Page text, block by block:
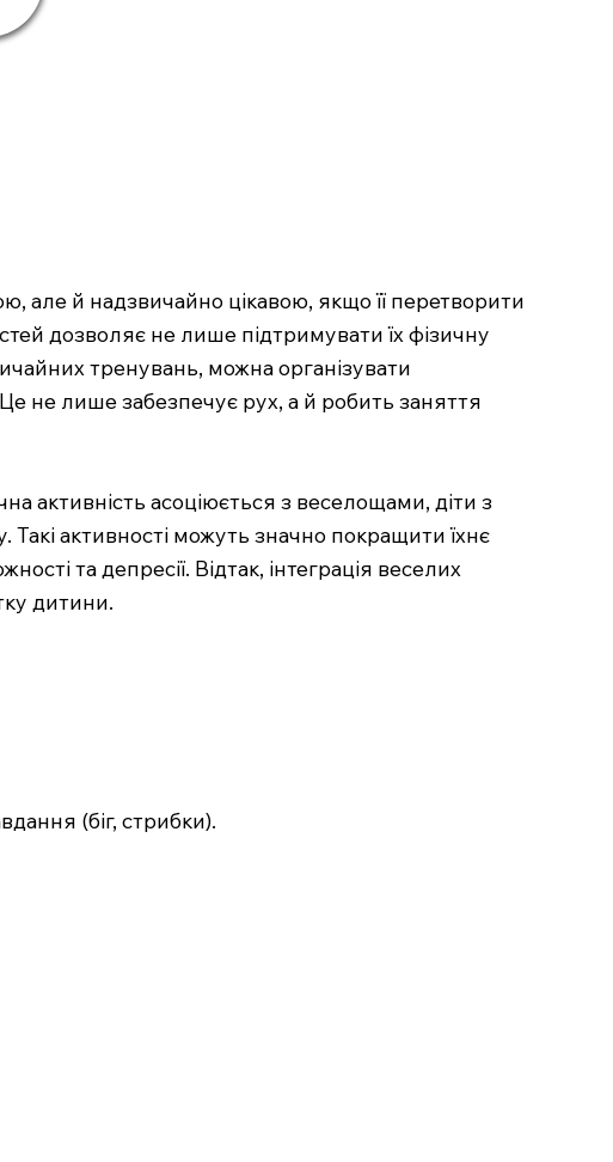
але й надзвичайно цікавою, якщо її перетворити
дозволяє не лише підтримувати їх фізичну
тренувань, можна організувати
не лише забезпечує рух, а й робить заняття
активність асоціюється з веселощами, діти з
активності можуть значно покращити їхнє
та депресії. Відтак, інтеграція веселих
дитини.
(біг, стрибки).